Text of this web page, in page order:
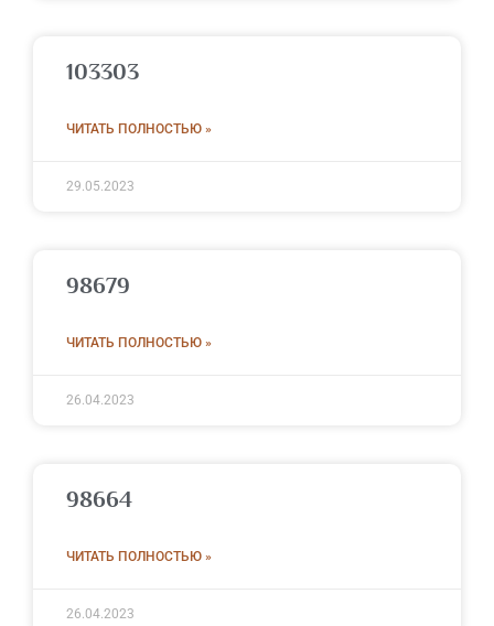
103303
ЧИТАТЬ ПОЛНОСТЬЮ »
29.05.2023
98679
ЧИТАТЬ ПОЛНОСТЬЮ »
26.04.2023
98664
ЧИТАТЬ ПОЛНОСТЬЮ »
26.04.2023